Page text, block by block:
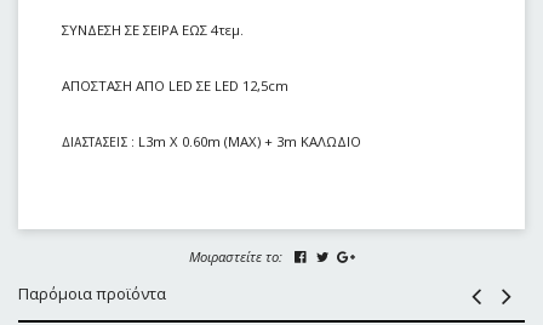
ΣΥΝΔΕΣΗ ΣΕ ΣΕΙΡΑ ΕΩΣ 4τεμ.
ΑΠΟΣΤΑΣΗ ΑΠΟ LED ΣΕ LED 12,5cm
ΔΙΑΣΤΑΣΕΙΣ : L3m X 0.60m (MAX) + 3m ΚΑΛΩΔΙΟ
Μοιραστείτε το:
Παρόμοια προϊόντα